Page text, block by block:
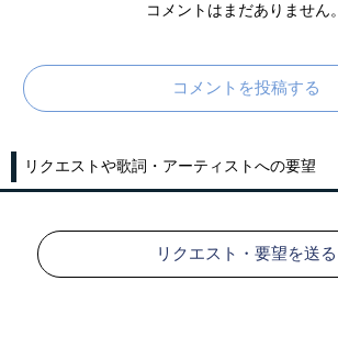
コメントはまだありません。
コメントを投稿する
リクエストや歌詞・アーティストへの要望
リクエスト・要望を送る